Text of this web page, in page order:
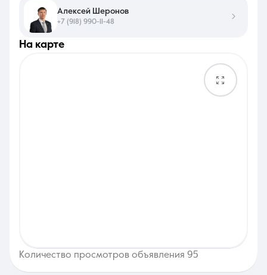
на карте
Количество просмотров объявления 95
Алексей Шеронов
+7 (918) 990-11-48